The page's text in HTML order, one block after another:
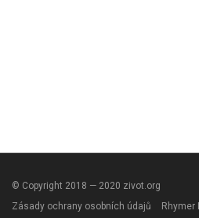
© Copyright 2018 — 2020 zivot.org
Zásady ochrany osobních údajů
Rhymer